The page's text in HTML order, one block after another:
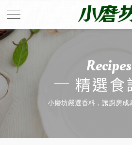
Recipes
精選食
小磨坊嚴選香料，讓廚房成